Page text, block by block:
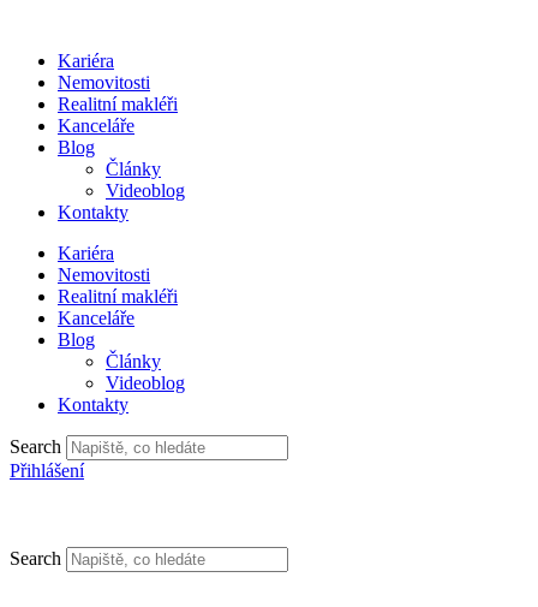
obsahuKariéra
Nemovitosti
Realitní makléři
Kanceláře
Blog
Články
Videoblog
Kontakty
Kariéra
Nemovitosti
Realitní makléři
Kanceláře
Blog
Články
Videoblog
Kontakty
Search
Přihlášení
Search